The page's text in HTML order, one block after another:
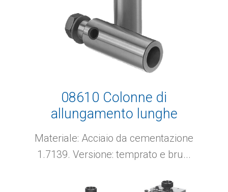
08610 Colonne di
allungamento lunghe
Materiale: Acciaio da cementazione
1.7139. Versione: temprato e bru...